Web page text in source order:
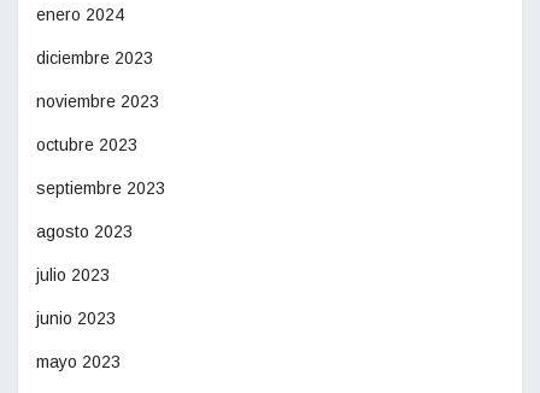
enero 2024
diciembre 2023
noviembre 2023
octubre 2023
septiembre 2023
agosto 2023
julio 2023
junio 2023
mayo 2023